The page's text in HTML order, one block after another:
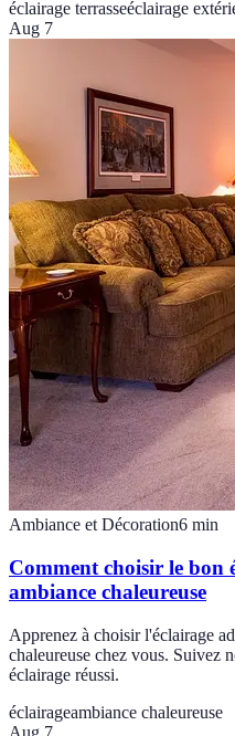
éclairage terrasseéclairage
Aug 7
Ambiance et Décoration6 min
Comment choisir le bon
ambiance chaleureuse
Apprenez à choisir l'éclairage
chaleureuse chez vous. Suivez
éclairage réussi.
éclairageambiance chaleureuse
Aug 7